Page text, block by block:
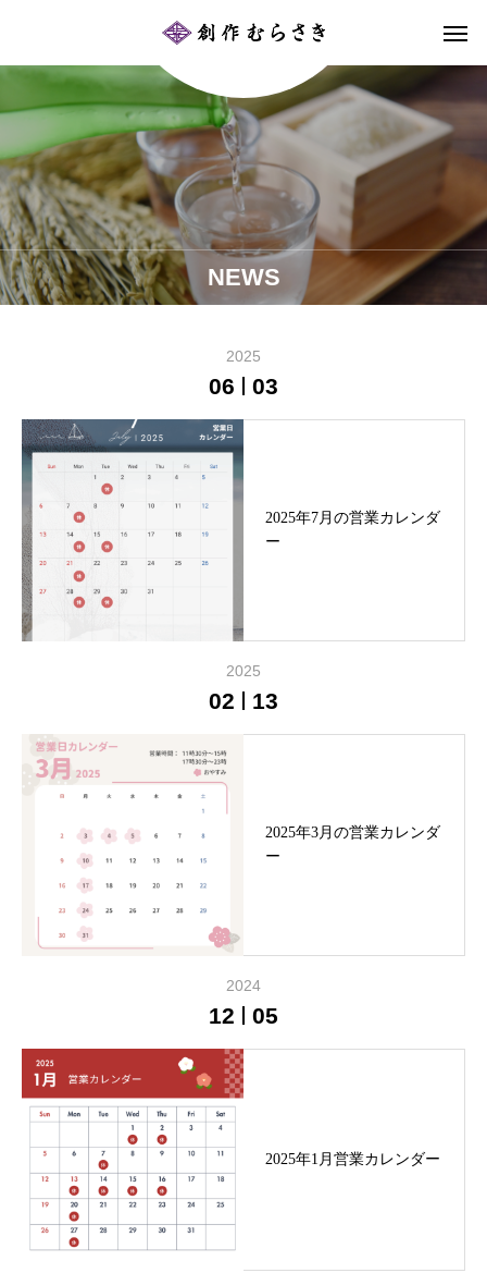
NEWS
2025
06 03
2025年7月の営業カレンダ
ー
2025
02 13
2025年3月の営業カレンダ
ー
2024
12 05
2025年1月営業カレンダー